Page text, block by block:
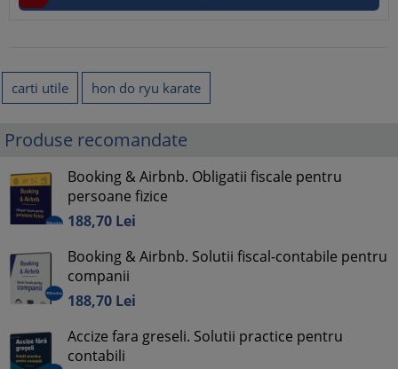
carti utile hon do ryu karate
Produse recomandate
Booking & Airbnb. Obligatii fiscale pentru
persoane fizice
188,70 Lei
Booking & Airbnb. Solutii fiscal-contabile pentru
companii
188,70 Lei
Accize fara greseli. Solutii practice pentru
contabili